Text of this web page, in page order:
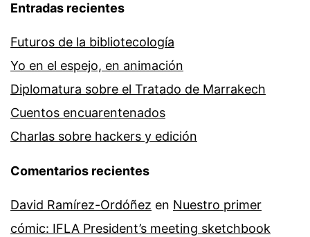
Entradas recientes
Futuros de la bibliotecología
Yo en el espejo, en animación
Diplomatura sobre el Tratado de Marrakech
Cuentos encuarentenados
Charlas sobre hackers y edición
Comentarios recientes
David Ramírez-Ordóñez en Nuestro primer
cómic: IFLA President’s meeting sketchbook